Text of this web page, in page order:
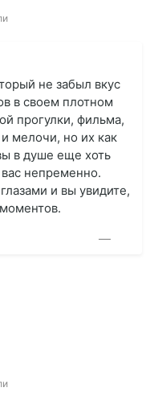
не забыл вкус
в своем плотном
прогулки, фильма,
мелочи, но их как
в душе еще хоть
непременно.
и вы увидите,
—